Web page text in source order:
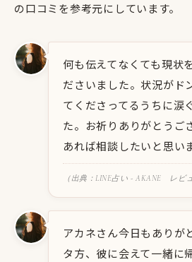
の口コミを参考元にしています。
何も伝えてなくても現状
ださいました。状況がド
てくださってるうちに涙
た。お祈りありがとうご
あれば相談したいと思い
（出典：LINE占い - AKANE レビ
アカネさん今日もありが
タ方、彼に会えて一緒に